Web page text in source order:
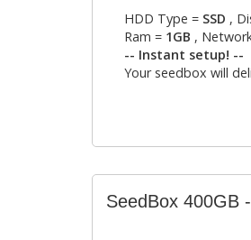
HDD Type = SSD ,
Ram = 1GB ,
-- Instant setup! --
Your seedbox will
SeedBox 400GB